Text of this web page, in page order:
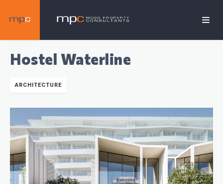
Hostel Waterline
ARCHITECTURE